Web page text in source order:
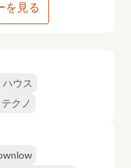
ウス
テクノ
を見る